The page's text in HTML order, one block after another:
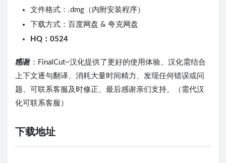
文件格式：.dmg（内附安装程序）
下载方式：百度网盘 & 夸克网盘
HQ：0524
感谢 ：FinalCut~汉化提供了更好的使用体验、汉化需结合
上下文逐句翻译、消耗大量时间精力、发现任何错误或问
题、可联系客服及时修正、最后感谢亲们支持。（需代汉
化可联系客服）
下载地址